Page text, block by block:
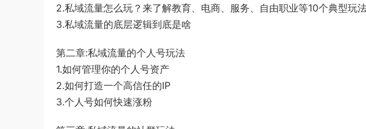
2.私域流量怎么玩？来了解教育、电商、服务、自由职业等10个典型玩
3.私域流量的底层逻辑到底是啥
第二章:私域流量的个人号玩法
1.如何管理你的个人号资产
2.如何打造一个高信任的IP
3.个人号如何快速涨粉